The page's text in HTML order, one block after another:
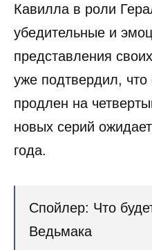
Кавилла в роли
убедительные и
представления
уже подтвердил,
продлен на
новых серий
года.
Спойлер: Что
Ведьмака